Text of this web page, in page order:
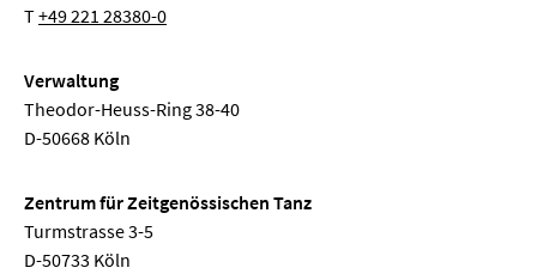
T+49 221 28380-0
Verwaltung
Theodor-Heuss-Ring 38-40
D-50668 Köln
Zentrum für Zeitgenössischen Tanz
Turmstrasse 3-5
D-50733 Köln